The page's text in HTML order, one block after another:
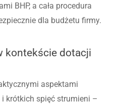
BHP, a cała procedura
dla budżetu firmy.
kontekście dotacji
aspektami
krótkich spięć strumieni –